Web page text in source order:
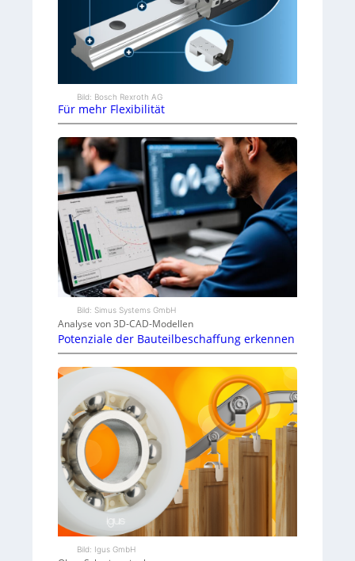
Bild: Bosch Rexroth AG
Für mehr Flexibilität
Bild: Simus Systems GmbH
Analyse von 3D-CAD-Modellen
Potenziale der Bauteilbeschaffung erkennen
Bild: Igus GmbH